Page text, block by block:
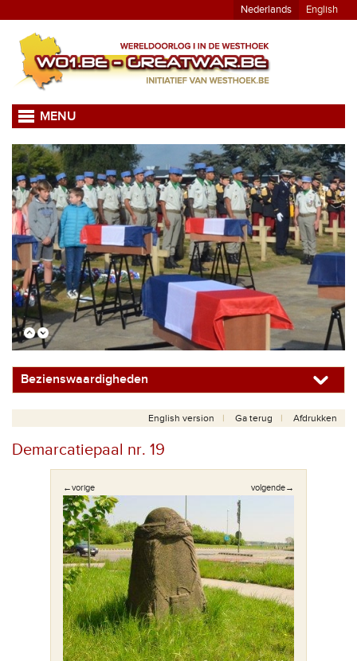
Nederlands English
MENU
Bezienswaardigheden
English version Ga terug Afdrukken
Demarcatiepaal nr. 19
←vorige volgende→